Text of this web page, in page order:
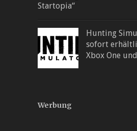
Startopia“
Hunting
sofort
Xbox One
Werbung